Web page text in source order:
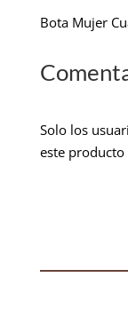
Bota Mujer
Solo los
este